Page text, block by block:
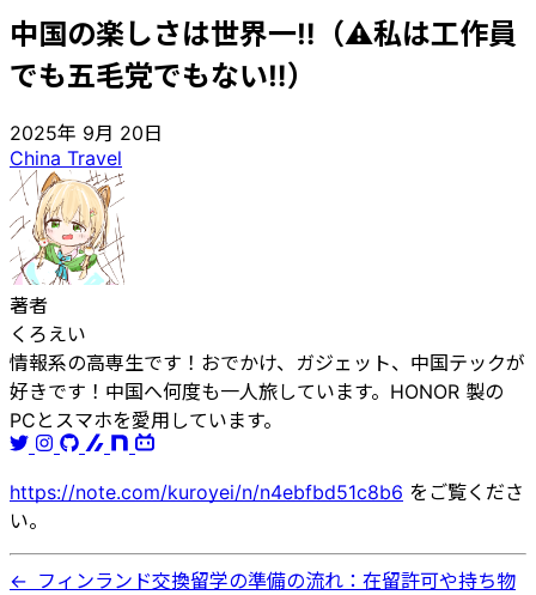
中国の楽しさは世界一‼️（⚠️私は工作員
でも五毛党でもない‼️）🇨🇳
2025年 9月 20日
China Travel
著者
くろえい
情報系の高専生です！おでかけ、ガジェット、中国テックが
好きです！中国へ何度も一人旅しています。HONOR 製の
PCとスマホを愛用しています。
https://note.com/kuroyei/n/n4ebfbd51c8b6 をご覧くださ
い。
← フィンランド交換留学の準備の流れ：在留許可や持ち物